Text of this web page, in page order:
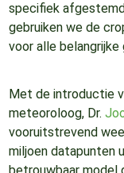
specifiek
gebruiken we de
voor alle
Met de introductie
meteoroloog, Dr.
vooruitstrevend
miljoen datapunten